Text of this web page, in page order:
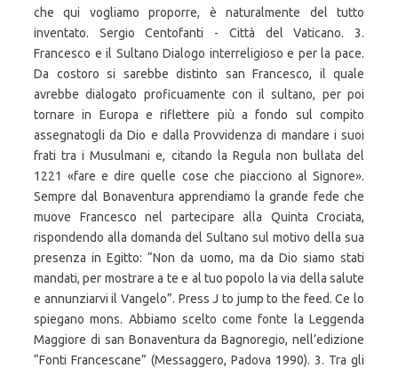
che qui vogliamo proporre, è naturalmente del tutto
inventato. Sergio Centofanti - Città del Vaticano. 3.
Francesco e il Sultano Dialogo interreligioso e per la pace.
Da costoro si sarebbe distinto san Francesco, il quale
avrebbe dialogato proficuamente con il sultano, per poi
tornare in Europa e riflettere più a fondo sul compito
assegnatogli da Dio e dalla Provvidenza di mandare i suoi
frati tra i Musulmani e, citando la Regula non bullata del
1221 «fare e dire quelle cose che piacciono al Signore».
Sempre dal Bonaventura apprendiamo la grande fede che
muove Francesco nel partecipare alla Quinta Crociata,
rispondendo alla domanda del Sultano sul motivo della sua
presenza in Egitto: “Non da uomo, ma da Dio siamo stati
mandati, per mostrare a te e al tuo popolo la via della salute
e annunziarvi il Vangelo”. Press J to jump to the feed. Ce lo
spiegano mons. Abbiamo scelto come fonte la Leggenda
Maggiore di san Bonaventura da Bagnoregio, nell’edizione
“Fonti Francescane” (Messaggero, Padova 1990). 3. Tra gli